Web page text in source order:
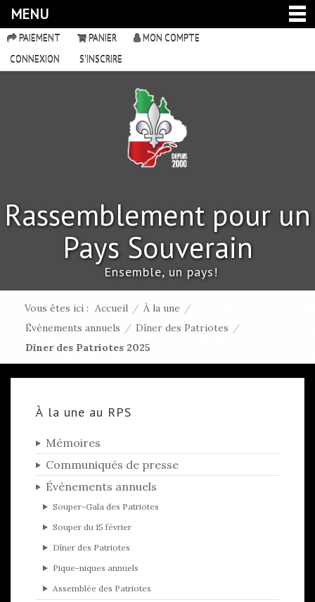
MENU
PAIEMENT PANIER
MON COMPTE
CONNEXION
S'INSCRIRE
Rassemblement pour un
Pays Souverain
Ensemble, un pays!
Vous êtes ici : Accueil / À la une /
Évènements annuels / Dîner des Patriotes /
Dîner des Patriotes 2025
À la une au RPS
Mémoires
Communiqués de presse
Évènements annuels
Souper-Gala des Patriotes
Souper du 15 février
Dîner des Patriotes
Pique-niques annuels
Assemblée des Patriotes